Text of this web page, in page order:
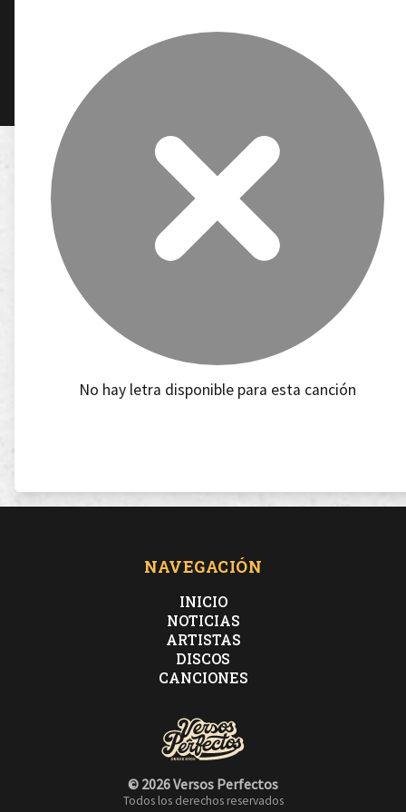
No hay letra disponible para esta canción
NAVEGACIÓN
INICIO
NOTICIAS
ARTISTAS
DISCOS
CANCIONES
© 2026 Versos Perfectos
Todos los derechos reservados